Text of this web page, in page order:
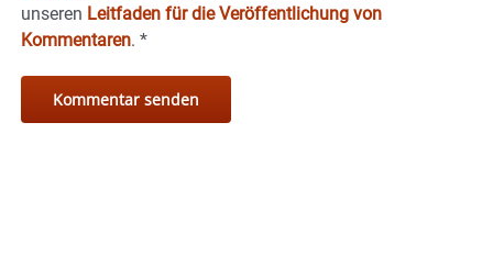
unseren Leitfaden für die Veröffentlichung von
Kommentaren. *